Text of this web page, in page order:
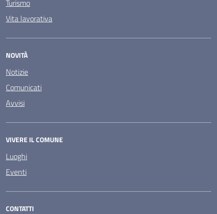
Turismo
Vita lavorativa
NOVITÀ
Notizie
Comunicati
Avvisi
VIVERE IL COMUNE
Luoghi
Eventi
CONTATTI